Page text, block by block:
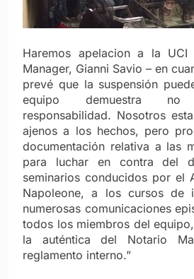
Haremos apelacion a la
Manager, Gianni Savio – en
prevé que la suspensión
equipo demuestra
responsabilidad. Nosotros
ajenos a los hechos, pero
documentación relativa a las
para luchar en contra del
seminarios conducidos por el
Napoleone, a los cursos de
numerosas comunicaciones
todos los miembros del
la auténtica del Notario
reglamento interno.”